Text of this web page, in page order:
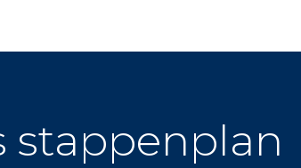
stappenplan